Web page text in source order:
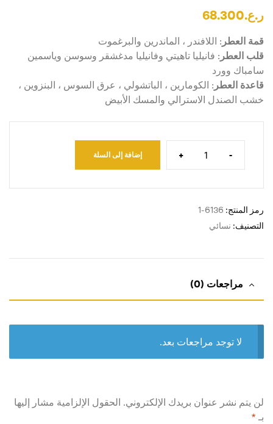
ر.ع.68.300
قمة العطر : اللافندر ، الماندرين والبرغموت
قلب العطر : فانيليا تاهيتي وفانيليا مدغشقر وسوسن وياسمين
سامباك وورد
قاعدة العطر : الكومارين ، الباتشولي ، عرق السوس ، البنزوين ،
خشب الصندل الاسترالي والمسك الأبيض
-
+ إضافة إلى السلة
رمز المنتج: 6136-1
التصنيف: نسائي
مراجعات (0)
لا توجد مراجعات بعد.
لن يتم نشر عنوان بريدك الإلكتروني. الحقول الإلزامية مشار إليها
بـ *